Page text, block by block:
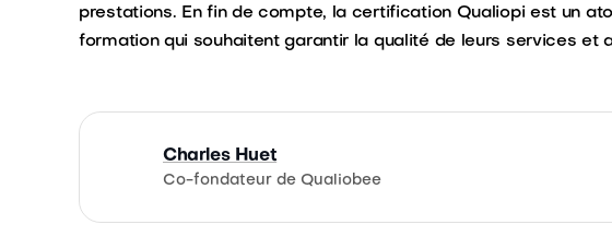
prestations. En fin de compte, la certification Qualiopi est un
formation qui souhaitent garantir la qualité de leurs services et
Charles Huet
Co-fondateur de Qualiobee